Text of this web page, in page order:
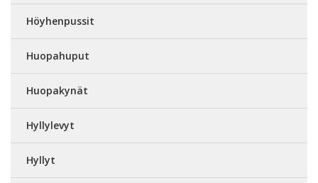
Höyhenpussit
Huopahuput
Huopakynät
Hyllylevyt
Hyllyt